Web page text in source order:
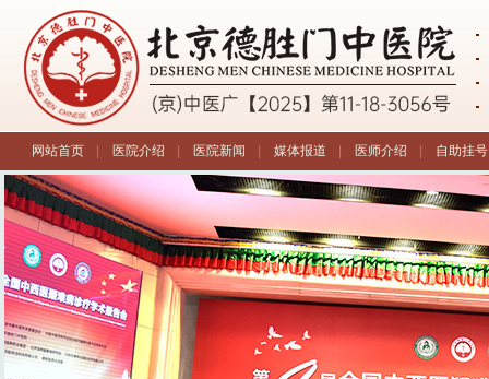
网站首页 医院介绍 医院新闻 媒体报道 医师介绍 自助挂号